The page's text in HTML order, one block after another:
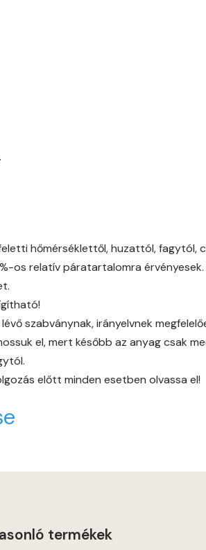
Tobacco A
Vulcan-red A
Water-blue A
hőmérséklettől, huzattól, fagytól,
os relatív páratartalomra
szabványnak, irányelvnek
el, mert később az anyag csak
előtt minden esetben olvassa el!
termékek